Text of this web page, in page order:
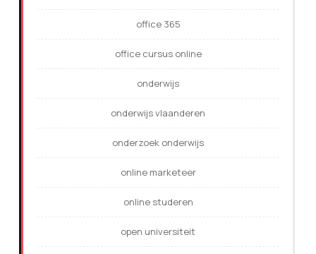
office 365
office cursus online
onderwijs
onderwijs vlaanderen
onderzoek onderwijs
online marketeer
online studeren
open universiteit